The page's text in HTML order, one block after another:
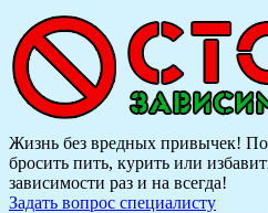
Жизнь без вредных привычек!
бросить пить, курить или
зависимости раз и на всегда!
Задать вопрос специалисту